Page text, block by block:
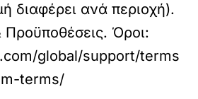
διαφέρει ανά περιοχή).
Προϋποθέσεις. Όροι:
global/support/terms
terms/